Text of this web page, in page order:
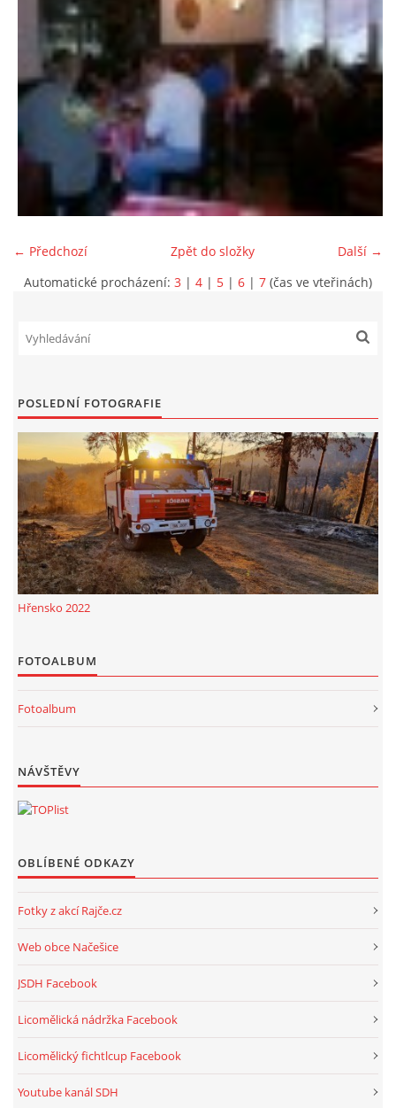
← Předchozí Další →
Zpět do složky
Automatické procházení: 3 | 4 | 5 | 6 | 7 (čas ve vteřinách)
POSLEDNÍ FOTOGRAFIE
Hřensko 2022
FOTOALBUM
Fotoalbum
NÁVŠTĚVY
OBLÍBENÉ ODKAZY
Fotky z akcí Rajče.cz
Web obce Načešice
JSDH Facebook
Licomělická nádržka Facebook
Licomělický fichtlcup Facebook
Youtube kanál SDH